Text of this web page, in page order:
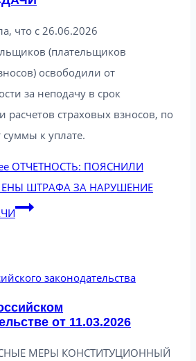
что с 26.06.2026
(плательщиков
освободили от
за неподачу в срок
расчетов страховых взносов, по
к уплате.
ОТЧЕТНОСТЬ: ПОЯСНИЛИ
ШТРАФА ЗА НАРУШЕНИЕ
законодательства
от 11.03.2026
МЕРЫ КОНСТИТУЦИОННЫЙ